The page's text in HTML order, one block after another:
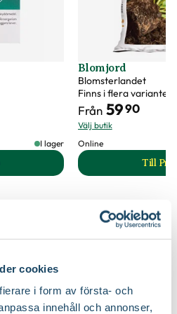
cookies
i form av första- och
innehåll och annonser,
I lager
Nemablom produktsida
Blomjord
Blomsterlandet
Finns i flera varianter
Från 5990
Välj butik
Online
Till